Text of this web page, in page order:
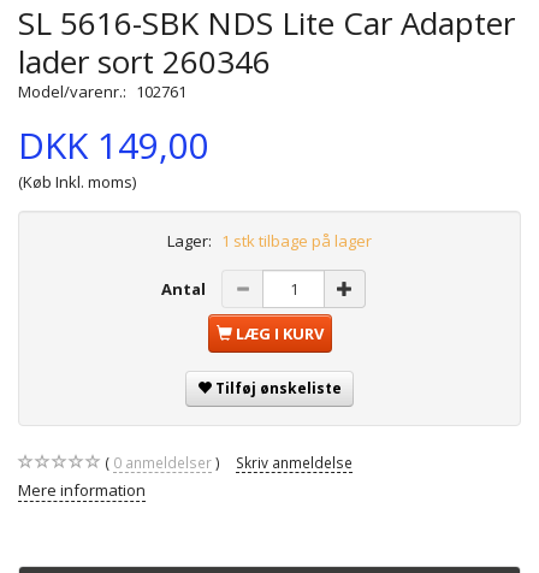
SL 5616-SBK NDS Lite Car Adapter
lader sort 260346
Model/varenr.: 102761
DKK 149,00
(Køb Inkl. moms)
Lager: 1 stk tilbage på lager
Antal
LÆG I KURV
Tilføj ønskeliste
0 anmeldelser Skriv anmeldelse
Mere information